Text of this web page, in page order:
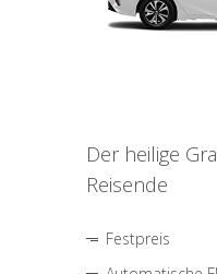
Der heilige
Reisende
Festpreis